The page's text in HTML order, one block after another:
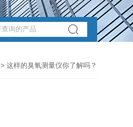
> 这样的臭氧测量仪你了解吗？